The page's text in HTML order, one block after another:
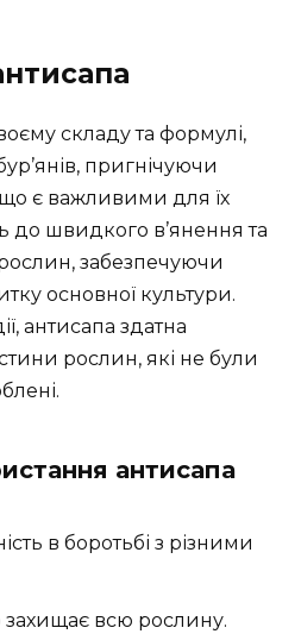
складу та формулі,
пригнічуючи
є важливими для їх
до швидкого в’янення та
забезпечуючи
основної культури.
антисапа здатна
рослин, які не були
антисапа
в боротьбі з різними
всю рослину.